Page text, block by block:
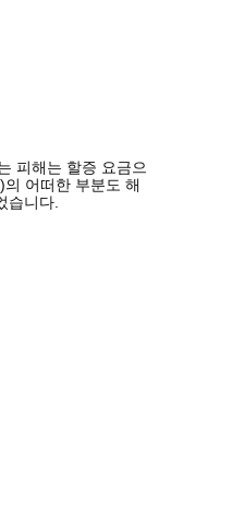
피해는 할증 요금으
어떠한 부분도 해
습니다.